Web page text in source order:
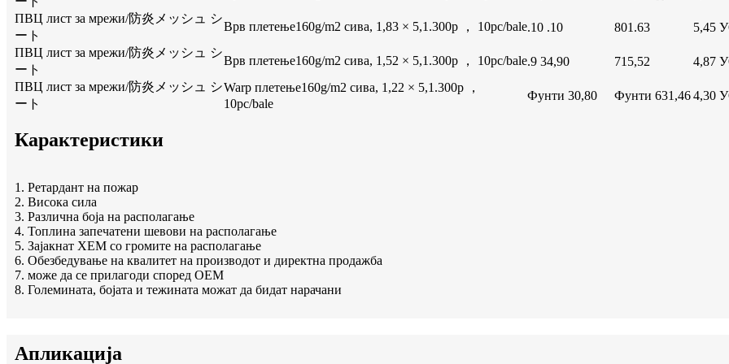
ПВЦ лист за мрежи/防炎メッシュ シ
ート
Врв плетење160g/m2 сива, 1,83 × 5,1.300p ， 10pc/bale.10 .10 801.63
5,45
ПВЦ лист за мрежи/防炎メッシュ シ
ート
Врв плетење160g/m2 сива, 1,52 × 5,1.300p ， 10pc/bale.9 34,90 715,52
4,87
ПВЦ лист за мрежи/防炎メッシュ シ
ート
Warp плетење160g/m2 сива, 1,22 × 5,1.300p ，
10pc/bale
Фунти 30,80 Фунти 631,464,30
Карактеристики
1. Ретардант на пожар
2. Висока сила
3. Различна боја на располагање
4. Топлина запечатени шевови на располагање
5. Зајакнат ХЕМ со громите на располагање
6. Обезбедување на квалитет на производот и директна продажба
7. може да се прилагоди според OEM
8. Големината, бојата и тежината можат да бидат нарачани
Апликација